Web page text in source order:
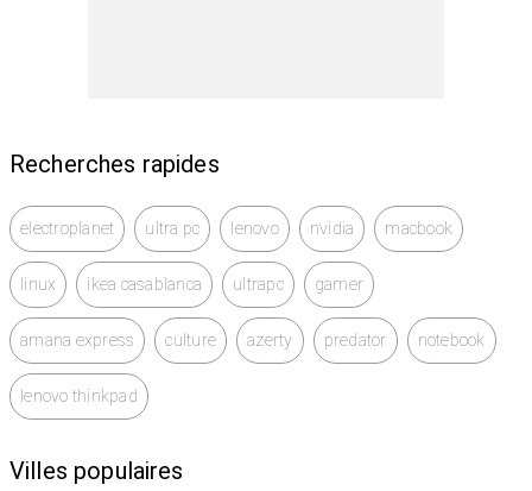
Recherches rapides
electroplanet ultra pc lenovo nvidia macbook
linux ikea casablanca ultrapc gamer
amana express culture azerty predator notebook
lenovo thinkpad
Villes populaires